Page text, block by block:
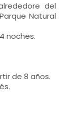
del
Natural
noches.
de 8 años.